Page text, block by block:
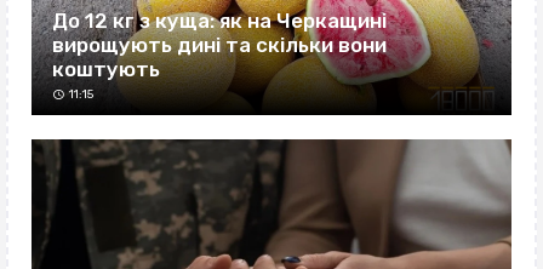
До 12 кг з куща: як на Черкащині
вирощують дині та скільки вони
коштують
11:15